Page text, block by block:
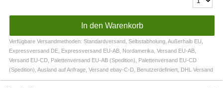
Verfügbare Versandmethoden: Standardversand, Selbstabholung, Außerhalb EU,
Expressversand DE, Expressversand EU-AB, Nordamerika, Versand EU-AB,
Versand EU-CD, Palettenversand EU-AB (Spedition), Palettenversand EU-CD
(Spedition), Ausland auf Anfrage, Versand ebay-C-D, Benutzerdefiniert, DHL Versand